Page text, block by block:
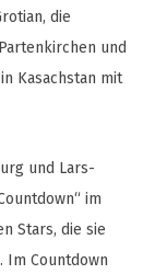
die
und
Kasachstan mit
und Lars-
im
Stars, die sie
Im Countdown